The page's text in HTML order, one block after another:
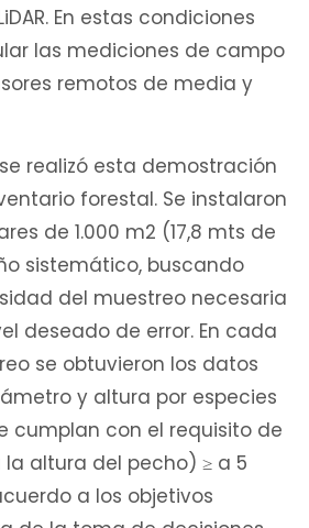
En estas condiciones
las mediciones de campo
remotos de media y
realizó esta demostración
forestal. Se instalaron
de 1.000 m2 (17,8 mts de
sistemático, buscando
del muestreo necesaria
deseado de error. En cada
se obtuvieron los datos
y altura por especies
cumplan con el requisito de
la altura del pecho) ≥ a 5
a los objetivos